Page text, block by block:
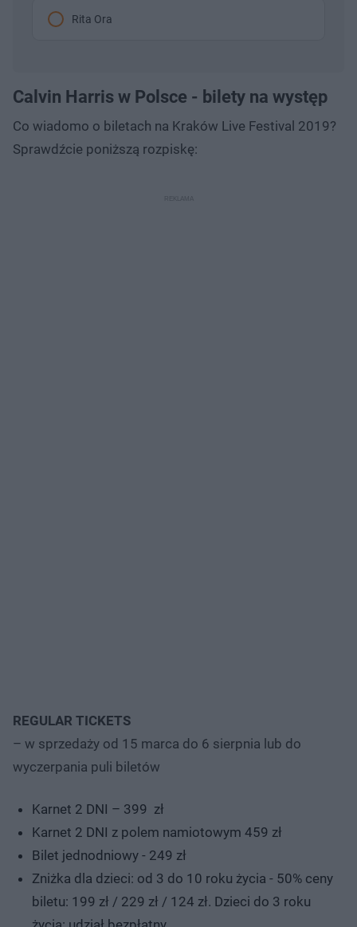
Rita Ora
Calvin Harris w Polsce - bilety na występ
Co wiadomo o biletach na Kraków Live Festival 2019?
Sprawdźcie poniższą rozpiskę:
REGULAR TICKETS
– w sprzedaży od 15 marca do 6 sierpnia lub do
wyczerpania puli biletów
Karnet 2 DNI – 399 zł
Karnet 2 DNI z polem namiotowym 459 zł
Bilet jednodniowy - 249 zł
Zniżka dla dzieci: od 3 do 10 roku życia - 50% ceny
biletu: 199 zł / 229 zł / 124 zł. Dzieci do 3 roku